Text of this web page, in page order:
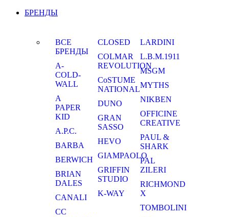
БРЕНДЫ
ВСЕ
БРЕНДЫ
A-
COLD-
WALL
A
PAPER
KID
A.P.C.
BARBA
BERWICH
BRIAN
DALES
CANALI
CC
CLOSED
COLMAR
REVOLUTION
CoSTUME
NATIONAL
DUNO
GRAN
SASSO
HEVO
GIAMPAOLO
GRIFFIN
STUDIO
K-WAY
LARDINI
L.B.M.1911
MSGM
MYTHS
NIKBEN
OFFICINE
CREATIVE
PAUL &
SHARK
PAL
ZILERI
RICHMOND
X
TOMBOLINI